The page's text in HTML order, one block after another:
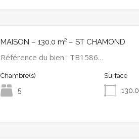
MAISON – 130.0 m² – ST CHAMOND
Référence du bien : TB1586…
Chambre(s)
5
Surface
130.0